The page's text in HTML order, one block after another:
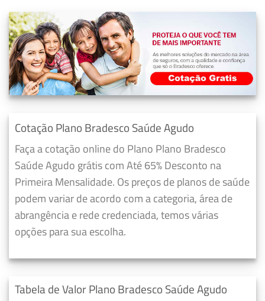
Cotação Plano Bradesco Saúde Agudo
Faça a cotação online do Plano Plano Bradesco
Saúde Agudo grátis com Até 65% Desconto na
Primeira Mensalidade. Os preços de planos de saúde
podem variar de acordo com a categoria, área de
abrangência e rede credenciada, temos várias
opções para sua escolha.
Tabela de Valor Plano Bradesco Saúde Agudo